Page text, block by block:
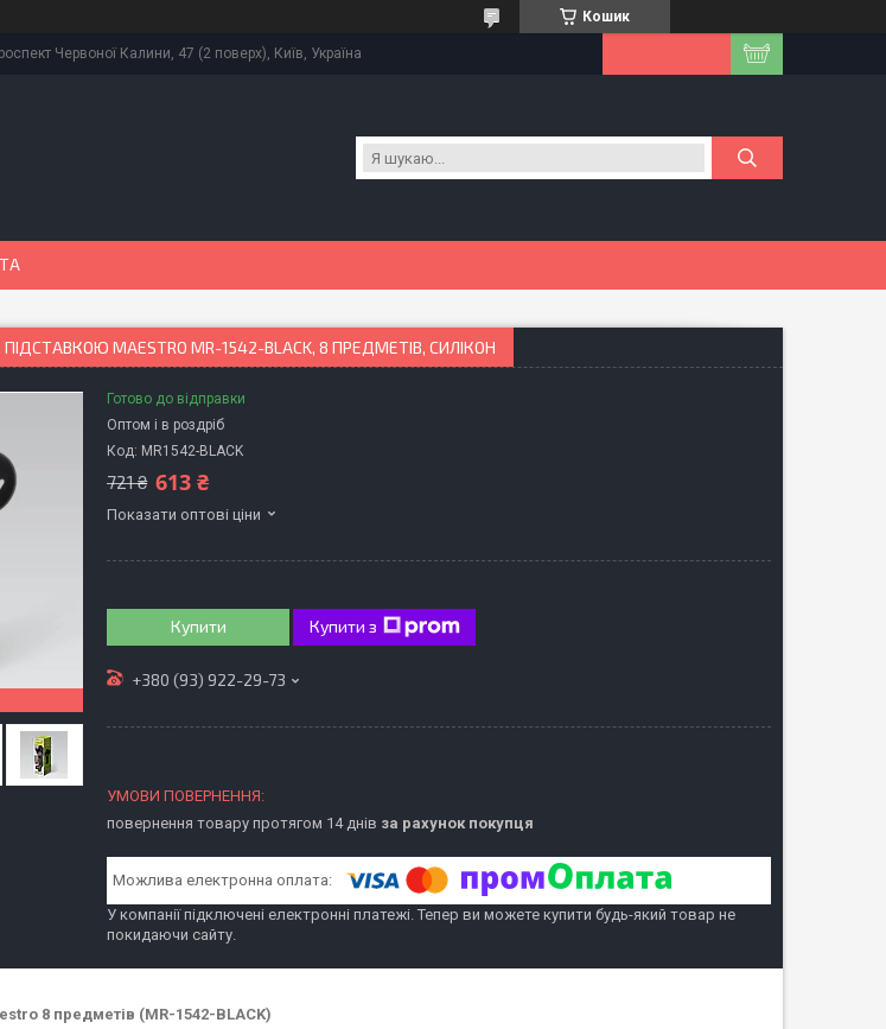
Кошик
Червоної Калини, 47 (2 поверх), Київ, Україна
MAESTRO MR-1542-BLACK, 8 ПРЕДМЕТІВ, СИЛІКОН
Готово до відправки
Оптом і в роздріб
Код: MR1542-BLACK
721 ₴ 613 ₴
Показати оптові ціни
Купити Купити з
+380 (93) 922-29-73
повернення товару протягом 14 днів за рахунок покупця
У компанії підключені електронні платежі. Тепер ви можете купити будь-який товар не
покидаючи сайту.
8 предметів (MR-1542-BLACK)